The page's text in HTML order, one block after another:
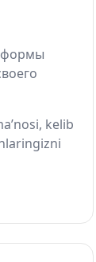
формы
kelib